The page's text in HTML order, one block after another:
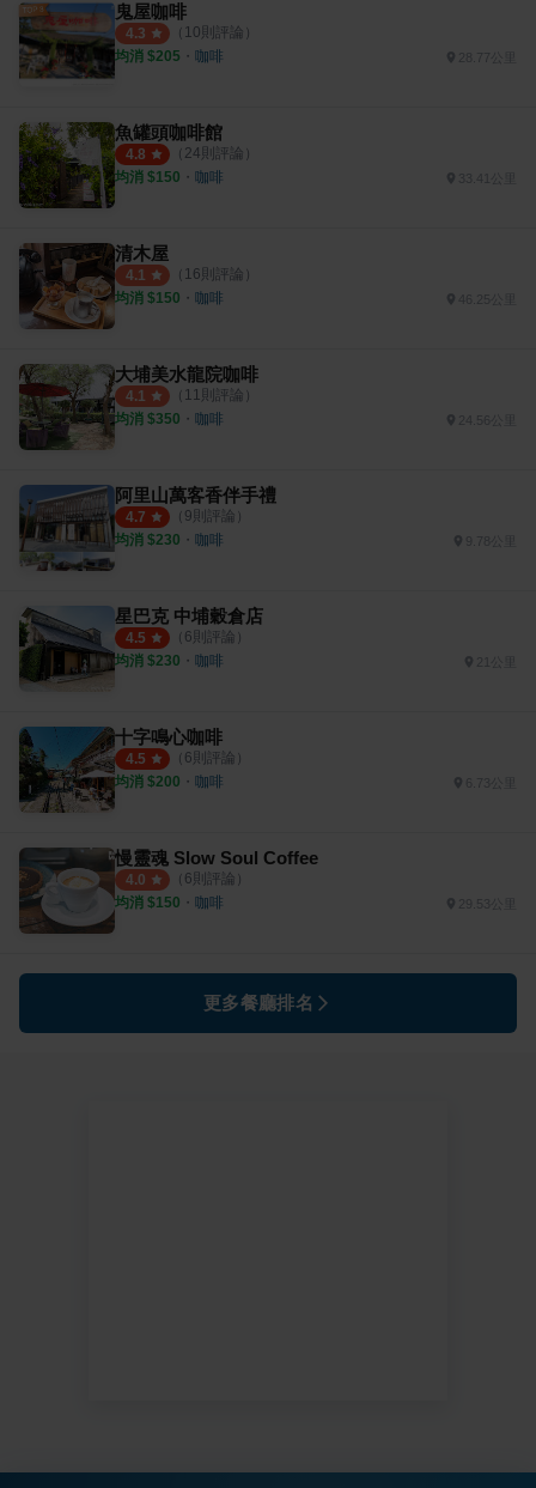
鬼屋咖啡
4.3 （ 10則評論）
均消 $205 ・ 咖啡
魚罐頭咖啡館
4.8 （ 24則評論）
均消 $150 ・ 咖啡 33.41公里
清木屋
4.1 （ 16則評論）
均消 $150 ・ 咖啡 46.25公里
大埔美水龍院咖啡
4.1 （ 11則評論）
均消 $350 ・ 咖啡 24.56公里
阿里山萬客香伴手禮
4.7 （ 9則評論）
均消 $230 ・ 咖啡
星巴克 中埔穀倉店
4.5 （ 6則評論）
均消 $230 ・ 咖啡
十字鳴心咖啡
4.5 （ 6則評論）
均消 $200 ・ 咖啡
慢靈魂 Slow Soul Coffee
4.0 （ 6則評論）
均消 $150 ・ 咖啡 29.53公里
更多餐廳排名